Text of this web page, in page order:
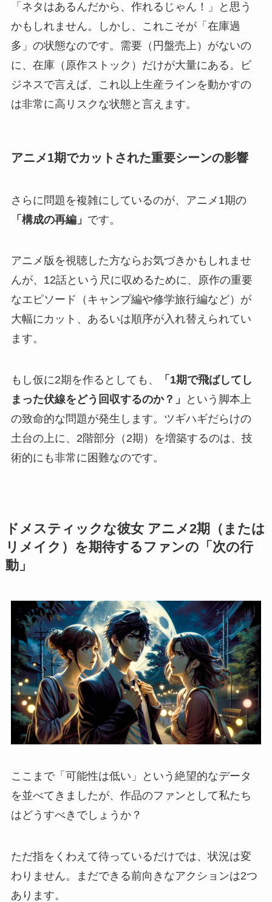
「ネタはあるんだから、作れるじゃん！」と思う
かもしれません。しかし、これこそが「在庫過
多」の状態なのです。需要（円盤売上）がないの
に、在庫（原作ストック）だけが大量にある。ビ
ジネスで言えば、これ以上生産ラインを動かすの
は非常に高リスクな状態と言えます。
アニメ1期でカットされた重要シーンの影響
さらに問題を複雑にしているのが、アニメ1期の
「構成の再編」 です。
アニメ版を視聴した方ならお気づきかもしれませ
んが、12話という尺に収めるために、原作の重要
なエピソード（キャンプ編や修学旅行編など）が
大幅にカット、あるいは順序が入れ替えられてい
ます。
もし仮に2期を作るとしても、
「1期で飛ばしてし
まった伏線をどう回収するのか？」
という脚本上
の致命的な問題が発生します。ツギハギだらけの
土台の上に、2階部分（2期）を増築するのは、技
術的にも非常に困難なのです。
ドメスティックな彼女 アニメ2期（または
リメイク）を期待するファンの「次の行
動」
ここまで「可能性は低い」という絶望的なデータ
を並べてきましたが、作品のファンとして私たち
はどうすべきでしょうか？
ただ指をくわえて待っているだけでは、状況は変
わりません。まだできる前向きなアクションは2つ
あります。